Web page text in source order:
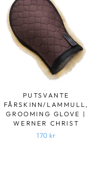
PUTSVANTE
FÅRSKINN/LAMMULL,
GROOMING GLOVE |
WERNER CHRIST
170 kr